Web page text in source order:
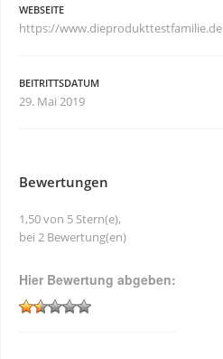
WEBSEITE
https://www.dieprodukttestfamilie.de
BEITRITTSDATUM
29. Mai 2019
Bewertungen
1,50 von 5 Stern(e),
bei 2 Bewertung(en)
Hier Bewertung abgeben: